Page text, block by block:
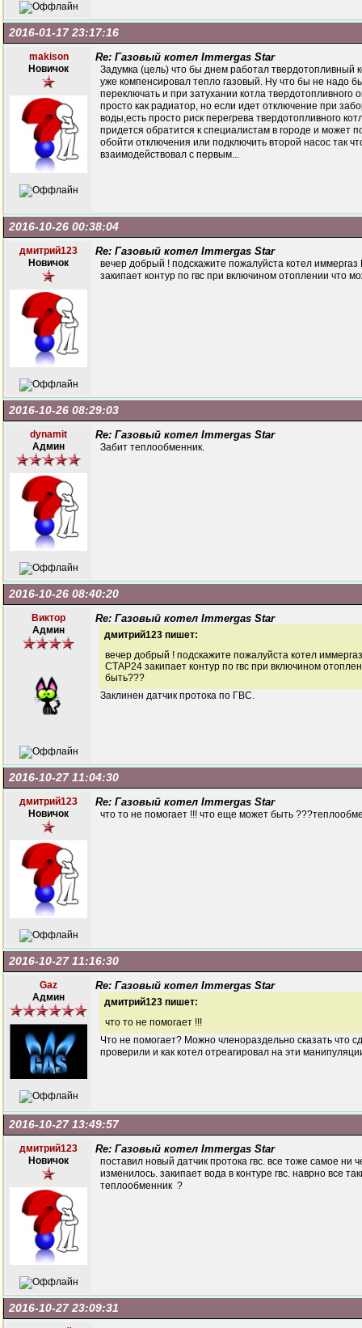
2016-01-17 23:17:16
makison
Новичок
Re: Газовый котел Immergas Star
Задумка (цель) что бы днем работал твердотопливный
уже компенсировал тепло газовый. Ну что бы не надо
переключать и при затухании котла твердотопливного
просто как радиатор, но если идет отключение при
воды,есть просто риск перегрева твердотопливного
придется обратится к специалистам в городе и может
обойти отключения или подключить второй насос так
взаимодействовал с первым...
2016-10-26 00:38:04
дмитрий123
Новичок
Re: Газовый котел Immergas Star
вечер добрый ! подскажите пожалуйста котел
закипает контур по гвс при включином отоплении что
2016-10-26 08:29:03
dynamit
Админ
Re: Газовый котел Immergas Star
Забит теплообменник.
2016-10-26 08:40:20
Виктор
Админ
Re: Газовый котел Immergas Star
дмитрий123 пишет:
вечер добрый ! подскажите пожалуйста котел
СТАР24 закипает контур по гвс при включином
быть???
Заклинен датчик протока по ГВС.
2016-10-27 11:04:30
дмитрий123
Новичок
Re: Газовый котел Immergas Star
что то не помогает !!! что еще может быть
2016-10-27 11:16:30
Gaz
Админ
Re: Газовый котел Immergas Star
дмитрий123 пишет:
что то не помогает !!!
Что не помогает? Можно членораздельно сказать что
проверили и как котел отреагировал на эти
2016-10-27 13:49:57
дмитрий123
Новичок
Re: Газовый котел Immergas Star
поставил новый датчик протока гвс. все тоже самое ни
изменилось. закипает вода в контуре гвс. наврно все
теплообменник ?
2016-10-27 23:09:31